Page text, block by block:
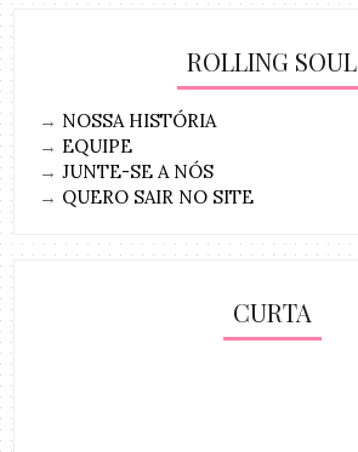
ROLLING SOUL
→ NOSSA HISTÓRIA
→ EQUIPE
→JUNTE-SE A NÓS
→ QUERO SAIR NO SITE
CURTA